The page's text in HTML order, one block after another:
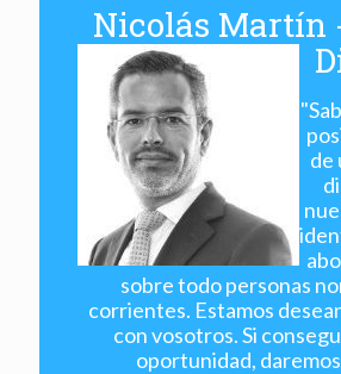
Nicolás Martín
de
sobre todo personas
corrientes. Estamos
con vosotros. Si
oportunidad,